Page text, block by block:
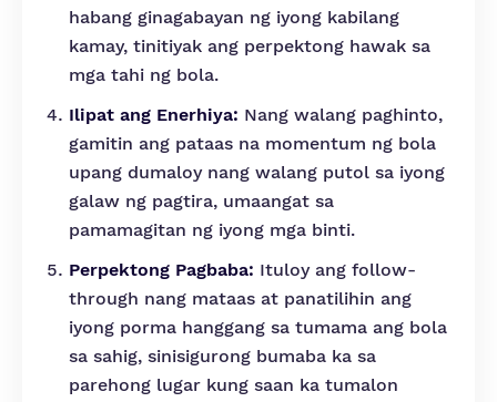
habang ginagabayan ng iyong kabilang
kamay, tinitiyak ang perpektong hawak sa
mga tahi ng bola.
Ilipat ang Enerhiya: Nang walang paghinto,
gamitin ang pataas na momentum ng bola
upang dumaloy nang walang putol sa iyong
galaw ng pagtira, umaangat sa
pamamagitan ng iyong mga binti.
Perpektong Pagbaba: Ituloy ang follow-
through nang mataas at panatilihin ang
iyong porma hanggang sa tumama ang bola
sa sahig, sinisigurong bumaba ka sa
parehong lugar kung saan ka tumalon